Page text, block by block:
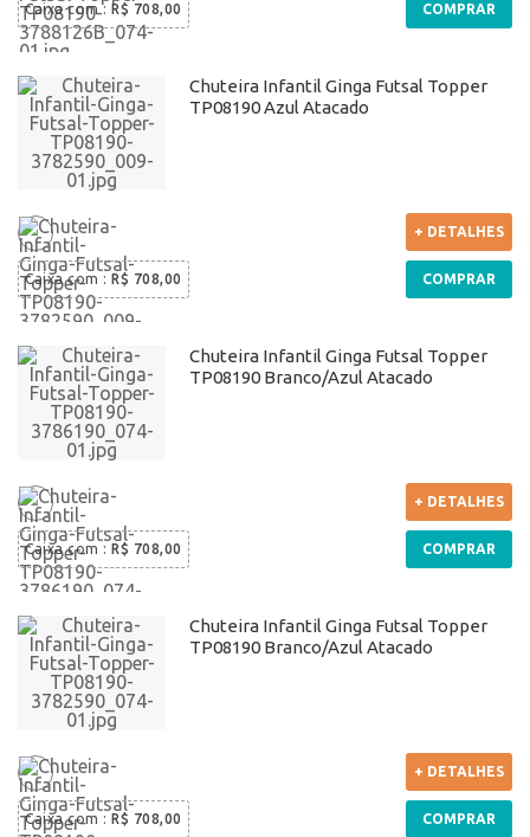
Caixa com: R$ 708,00 COMPRAR
Chuteira Infantil Ginga Futsal Topper
TP08190 Azul Atacado
Caixa com : R$ 708,00
+ DETALHES
COMPRAR
Chuteira Infantil Ginga Futsal Topper
TP08190 Branco/Azul Atacado
Caixa com : R$ 708,00
+ DETALHES
COMPRAR
Chuteira Infantil Ginga Futsal Topper
TP08190 Branco/Azul Atacado
Caixa com : R$ 708,00
+ DETALHES
COMPRAR